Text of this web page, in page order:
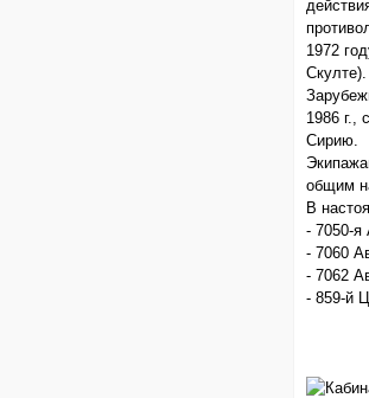
1972
Скулте).
1986 г.,
Сирию.
общим
В
- 7050-
- 7060
- 7062
- 859-й